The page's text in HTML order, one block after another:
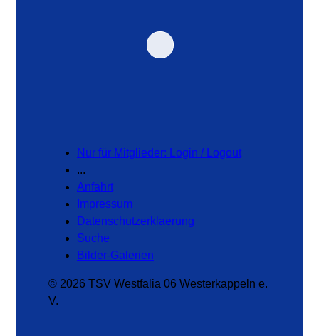
Nur für Mitglieder: Login / Logout
...
Anfahrt
Impressum
Datenschutzerklaerung
Suche
Bilder-Galerien
© 2026 TSV Westfalia 06 Westerkappeln e.
V.